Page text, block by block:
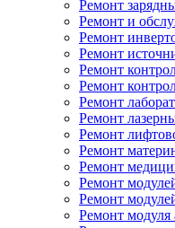
Ремонт
Ремонт и
Ремонт
Ремонт
Ремонт
Ремонт
Ремонт
Ремонт
Ремонт
Ремонт
Ремонт
Ремонт
Ремонт
Ремонт модуля